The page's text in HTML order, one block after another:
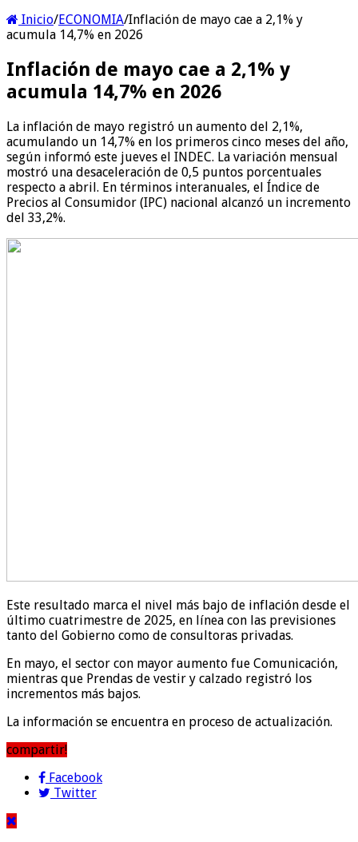
Inicio/ECONOMIA/Inflación de mayo cae a 2,1% y
acumula 14,7% en 2026
Inflación de mayo cae a 2,1% y
acumula 14,7% en 2026
La inflación de mayo registró un aumento del 2,1%,
acumulando un 14,7% en los primeros cinco meses del año,
según informó este jueves el INDEC. La variación mensual
mostró una desaceleración de 0,5 puntos porcentuales
respecto a abril. En términos interanuales, el Índice de
Precios al Consumidor (IPC) nacional alcanzó un incremento
del 33,2%.
Este resultado marca el nivel más bajo de inflación desde el
último cuatrimestre de 2025, en línea con las previsiones
tanto del Gobierno como de consultoras privadas.
En mayo, el sector con mayor aumento fue Comunicación,
mientras que Prendas de vestir y calzado registró los
incrementos más bajos.
La información se encuentra en proceso de actualización.
compartir!
Facebook
Twitter